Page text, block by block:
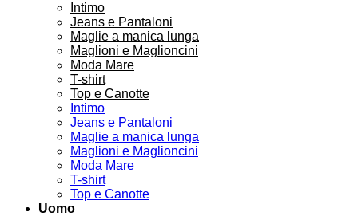
Intimo
Jeans e Pantaloni
Maglie a manica lunga
Maglioni e Maglioncini
Moda Mare
T-shirt
Top e Canotte
Intimo
Jeans e Pantaloni
Maglie a manica lunga
Maglioni e Maglioncini
Moda Mare
T-shirt
Top e Canotte
Uomo